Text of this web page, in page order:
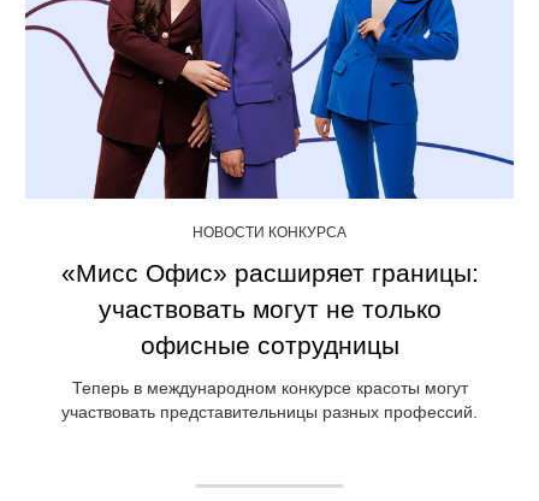
НОВОСТИ КОНКУРСА
«Мисс Офис» расширяет границы:
участвовать могут не только
офисные сотрудницы
Теперь в международном конкурсе красоты могут
участвовать представительницы разных профессий.